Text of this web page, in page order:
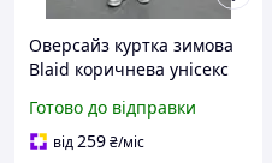
Оверсайз куртка зимова
Blaid коричнева унісекс
чоловічий шоколадного
кольору теплий на зиму
Готово до відправки
від259₴/міс